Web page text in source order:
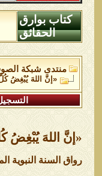
كتاب بوارق
الحقائق
منتدى شبكة
«إنَّ اللهَ يُبْغِضُ
«إنَّ اللهَ يُبْغِضُ
رواق السنة النبوية